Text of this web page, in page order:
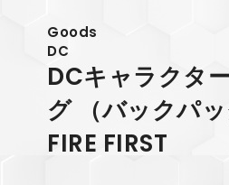
Goods
DC
DCキャラクタ
グ （バックパ
FIRE FIRST